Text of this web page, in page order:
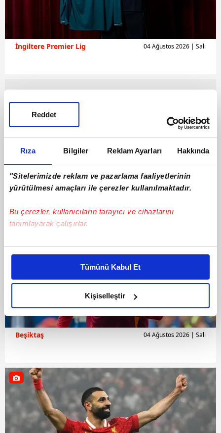
Rıza Bilgiler Reklam Ayarları Hakkında
"Sitelerimizde reklam ve pazarlama faaliyetlerinin
yürütülmesi amaçları ile çerezler kullanılmaktadır.
Bu çerezler, kullanıcıların tarayıcı ve cihazlarını
tanımlayarak çalışırlar.
Bu çerezlere izin vermeniz halinde sizlere özel
daha iyi reklam deneyimi yaşatabiliriz. Bunu yaparken
amacımızın size daha iyi bir reklam deneyimi sunmak
olduğunu ve sizlere en iyi içerikleri sunabilmek adına
elimizden gelen çabayı gösterdiğimizi ve bu noktada,
reklamların maliyetlerimizi karşılamak noktasında tek gelir
kalemimiz olduğunu sizlere hatırlatmak isteriz.
takdirde, kullanıcılara hedefli reklamlar
gösterilmeyecektir."
Sizlere daha iyi bir hizmet sunabilmek için İnternet
Sitemizde kendimize ve üçüncü kişilere ait çerezler
kullanılmaktadır. Bu çerezler vasıtasıyla çeşitli kişisel
Tümünü Kabul Et
Kişiselleştir
Reddet
İngiltere Premier Lig 04 Ağustos 2026 | Salı
Beşiktaş 04 Ağustos 2026 | Salı